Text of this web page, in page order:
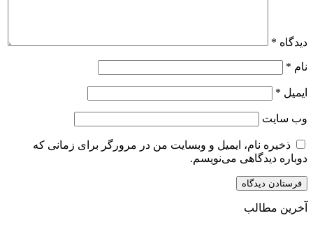
دیدگاه *
نام *
ایمیل *
وب‌ سایت
ذخیره نام، ایمیل و وبسایت من در مرورگر برای زمانی که
دوباره دیدگاهی می‌نویسم.
آخرین مطالب